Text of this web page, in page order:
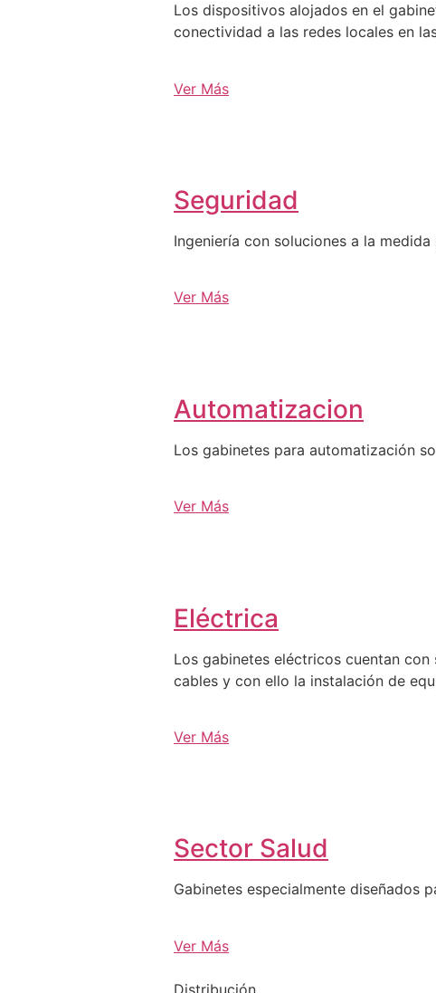
Los dispositivos alojados en el
conectividad a las redes locales en
Ver Más
Seguridad
Ingeniería con soluciones a la
Ver Más
Automatizacion
Los gabinetes para automatización
Ver Más
Eléctrica
Los gabinetes eléctricos cuentan
cables y con ello la instalación de
Ver Más
Sector Salud
Gabinetes especialmente diseñados
Ver Más
Distribución